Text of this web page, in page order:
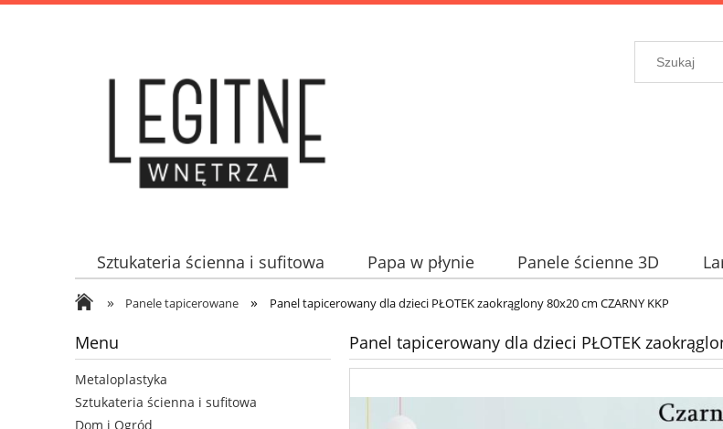
Sztukateria ścienna i sufitowa Papa w płynie Panele ścienne 3D
» Panele tapicerowane » Panel tapicerowany dla dzieci PŁOTEK zaokrąglony 80x20 cm CZARNY KKP
Menu
Metaloplastyka
Sztukateria ścienna i sufitowa
Dom i Ogród
Panel tapicerowany dla dzieci PŁOTEK